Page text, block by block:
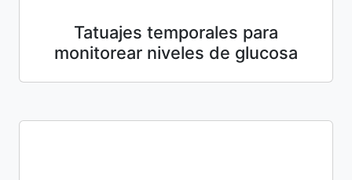
Tatuajes temporales para
monitorear niveles de glucosa